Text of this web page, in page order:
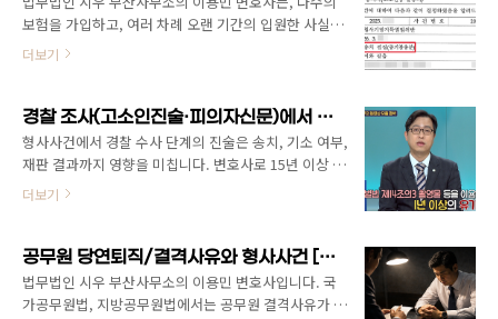
성실히 실천해 왔음을 보여주는 의미 ..
다했습니다."그때 변호사님께서 해주셨던 조언들이 많
은 힘과 위로가 되었습니다." 고객께서 남겨주신 이 한
마디가 저에게는 그 무엇보다도 큰 보람과 힘이 됩니다.
목이 되어, 억울함을 풀고 일상을 되찾으실 수 있도록 묵
묵히 제 자리를 지키겠습니다. 저희 법무법인 시우는 여
러분의 입장에 서서..
보험을 가입하고, 여러 차례 오랜 기간의 입원한 사실관
계와 관련하여 보험사기방지특별법위반등으로 수사를
받고 있던 의뢰인을 변호하였습니다. 철저한 분석을 통
사과정의 동행과정을 거쳤고, 결국 2026. 3. 부산진경찰
서는 의뢰인에 대하여 불송치결정, 즉 혐의가 없다는 취
지로 판단을 하였습니다. 보험사기방지특별법위반 사건
에서는 특히 다음과 같은 점이 중요합니다. 보험사기 의
심을 받으면 즉시 전문가의 도움을 받으세요. 보험사기
하여 수사 과정에서 특이사항이 많습니다. 혼자 해결하
려다 오히려 상황을 악화시킬 수 있습니다.모든 증거자
료를 철저히 관리하세..
더보기
경찰 조사(고소인진술·피의자신문)에서 반드시 유의해야 할 점 [부산 형사전문변호사 법무법인 시우 부산 이용민 변호사]
형사사건에서 경찰 수사 단계의 진술은 송치, 기소 여부,
재판 결과까지 영향을 미칩니다. 변호사로 15년 이상 업
무를 수행해오며 느낀 점은 경찰 조사에서 대부분의 사
건의 결과가 결정될 가능성이 높다는 것입니다. 1. 사건
(피의자라면 사전에 고소장을 정보공개청구로 입수합시
다) 2. 중요한 자료는 사전에 제출하거나 적어도 조사 당
일에는 제출합시다. 3. 진술을 함에 있어서는 언제어디
더보기
공무원 당연퇴직/결격사유와 형사사건 [법무법인 시우 부산 이용민 변호사]
법무법인 시우 부산사무소의 이용민 변호사입니다. 국
가공무원법, 지방공무원법에서는 공무원 결격사유가 규